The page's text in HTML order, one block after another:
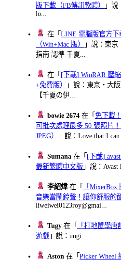
版下載（FB傳訊軟體）
」
lo...
在「LINE 電腦版官方下
（Win+Mac 版）
」說：東
指南 認準 千夏...
在「 [下載] WinRAR 壓
+免費版）
」說：東京・大
【千夏の伊...
bowie 2674 在「免下載
可批次處理最多 50 張照片
JPEG）
」說：Love that I can
Sumana 在「 [下載]
最新繁體中文版 」說：Avast
李紹煒在「
「MixerBox
音樂當鬧鈴聲！讓你舒服的
liweiwei0123roy@gmai...
Tugy 在「
「打地鼠學
遊戲 」說：uugi
Aston 在「Picker Wheel